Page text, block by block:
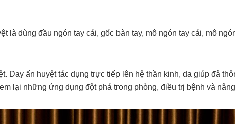
là dùng đầu ngón tay cái, gốc bàn tay, mô ngón tay cái, mô
Day ấn huyệt tác dụng trực tiếp lên hệ thần kinh, da giúp đả
lại những ứng dụng đột phá trong phòng, điều trị bệnh và